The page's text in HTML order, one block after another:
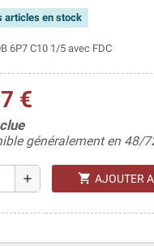
articles en stock
6P7 C10 1/5 avec FDC
€
généralement en 48/
add shopping_cart AJOUTER